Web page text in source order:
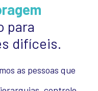
para
difíceis.
as pessoas que